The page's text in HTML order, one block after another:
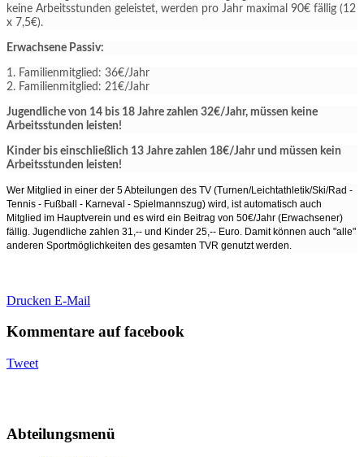
keine Arbeitsstunden geleistet, werden pro Jahr maximal 90€ fällig (12
x 7,5€).
Erwachsene Passiv:
1. Familienmitglied: 36€/Jahr
2. Familienmitglied: 21€/Jahr
Jugendliche von 14 bis 18 Jahre zahlen 32€/Jahr, müssen keine
Arbeitsstunden leisten!
Kinder bis einschließlich 13 Jahre zahlen 18€/Jahr und müssen kein
Arbeitsstunden leisten!
Wer Mitglied in einer der 5 Abteilungen des TV (Turnen/Leichtathletik/Ski/Rad -
Tennis - Fußball - Karneval - Spielmannszug) wird, ist automatisch auch
Mitglied im Hauptverein und es wird ein Beitrag von 50€/Jahr (Erwachsener)
fällig. Jugendliche zahlen 31,-- und Kinder 25,-- Euro. Damit können auch "alle"
anderen Sportmöglichkeiten des gesamten TVR genutzt werden.
Drucken E-Mail
Kommentare auf facebook
Tweet
Abteilungsmenü